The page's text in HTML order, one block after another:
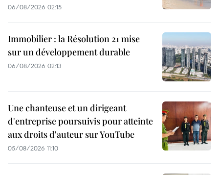
06/08/2026 02:15
Immobilier : la Résolution 21 mise
sur un développement durable
06/08/2026 02:13
Une chanteuse et un dirigeant
d'entreprise poursuivis pour atteinte
aux droits d'auteur sur YouTube
05/08/2026 11:10